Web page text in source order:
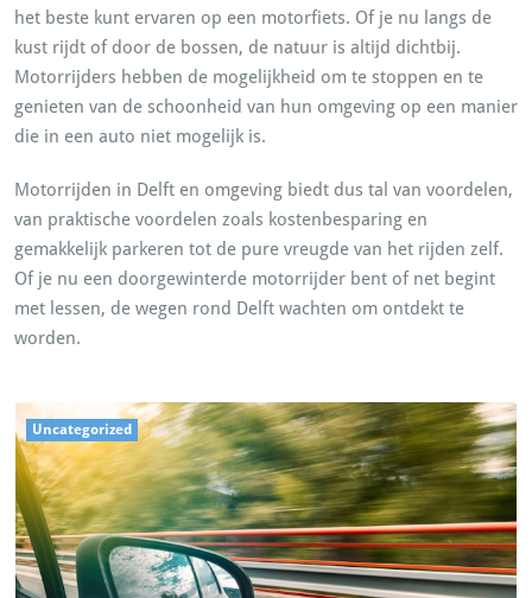
het beste kunt ervaren op een motorfiets. Of je nu langs de
kust rijdt of door de bossen, de natuur is altijd dichtbij.
Motorrijders hebben de mogelijkheid om te stoppen en te
genieten van de schoonheid van hun omgeving op een manier
die in een auto niet mogelijk is.
Motorrijden in Delft en omgeving biedt dus tal van voordelen,
van praktische voordelen zoals kostenbesparing en
gemakkelijk parkeren tot de pure vreugde van het rijden zelf.
Of je nu een doorgewinterde motorrijder bent of net begint
met lessen, de wegen rond Delft wachten om ontdekt te
worden.
Uncategorized